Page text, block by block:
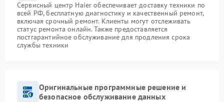
Сервисный центр Haier обеспечивает доставку техники по
всей РФ, бесплатную диагностику и качественный ремонт,
включая срочный ремонт. Клиенты могут отслеживать
статус ремонта онлайн. Также предоставляется
постгарантийное обслуживание для продления срока
службы техники
Оригинальные программные решение и
безопасное обслуживание данных